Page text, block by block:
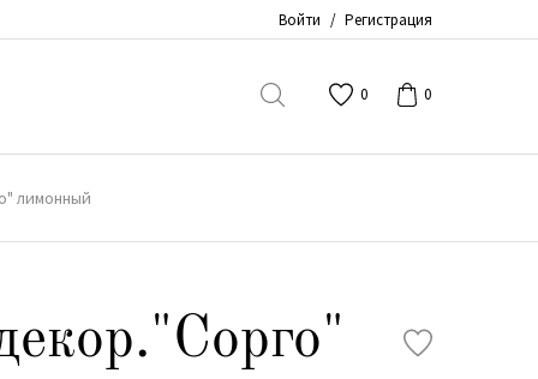
Войти / Регистрация
0 0
лимонный